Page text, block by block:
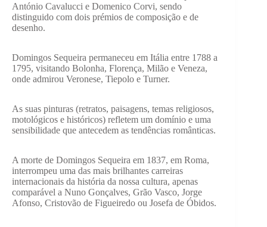
António Cavalucci e Domenico Corvi, sendo
distinguido com dois prémios de composição e de
desenho.
Domingos Sequeira permaneceu em Itália entre 1788 a
1795, visitando Bolonha, Florença, Milão e Veneza,
onde admirou Veronese, Tiepolo e Turner.
As suas pinturas (retratos, paisagens, temas religiosos,
motológicos e históricos) refletem um domínio e uma
sensibilidade que antecedem as tendências românticas.
A morte de Domingos Sequeira em 1837, em Roma,
interrompeu uma das mais brilhantes carreiras
internacionais da história da nossa cultura, apenas
comparável a Nuno Gonçalves, Grão Vasco, Jorge
Afonso, Cristovão de Figueiredo ou Josefa de Óbidos.